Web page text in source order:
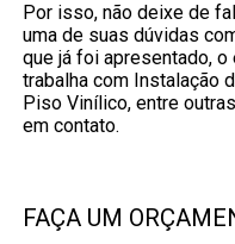
Por isso, não deixe de
uma de suas dúvidas
que já foi apresentado,
trabalha com Instalação
Piso Vinílico, entre
em contato.
FAÇA UM